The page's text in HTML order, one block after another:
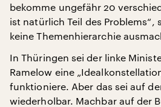
bekomme ungefähr 20
ist natürlich Teil des Problems“,
keine Themenhierarchie
In Thüringen sei der linke
Ramelow eine
funktioniere. Aber das sei auf
wiederholbar. Machbar auf der